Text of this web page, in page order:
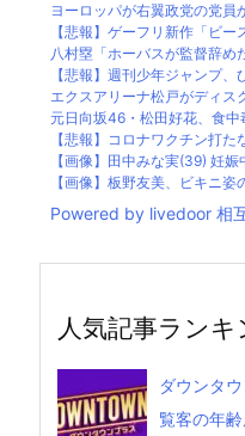
ヨーロッパが右翼政党の党員
【悲報】ゲーフリ新作「ビ
八村塁「ホーバスが監督辞
【悲報】週刊少年ジャンプ
エクスアリーナ松戸がディス
元日向坂46・松田好花、食
【悲報】コロナワクチン打た
【画像】田中みな実(39) 妊
【画像】板野友美、ビキニ
Powered by livedoor 相
人気記事ランキ
ダウンタ
覧客の年